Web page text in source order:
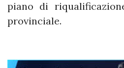
piano di
provinciale.